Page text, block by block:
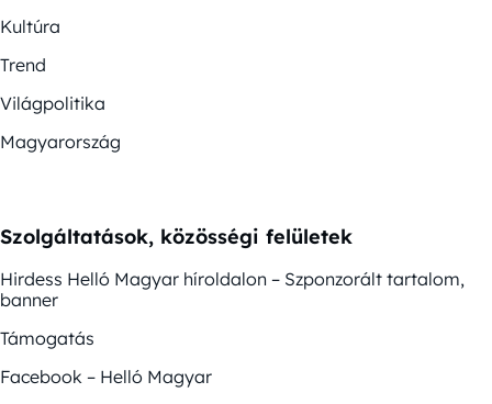
Kultúra
Trend
Világpolitika
Magyarország
Szolgáltatások, közösségi felületek
Hirdess Helló Magyar híroldalon – Szponzorált tartalom,
banner
Támogatás
Facebook – Helló Magyar